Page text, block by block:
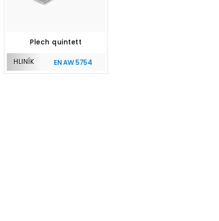
Plech quintett
HLINÍK EN AW 5754